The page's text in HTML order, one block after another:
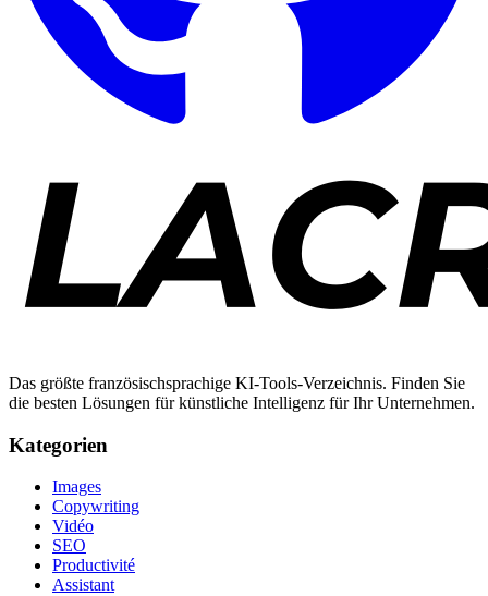
Das größte französischsprachige KI-Tools-Verzeichnis. Finden Sie
die besten Lösungen für künstliche Intelligenz für Ihr Unternehmen.
Kategorien
Images
Copywriting
Vidéo
SEO
Productivité
Assistant